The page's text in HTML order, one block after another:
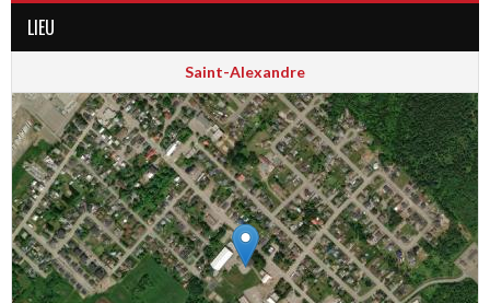
LIEU
Saint-Alexandre